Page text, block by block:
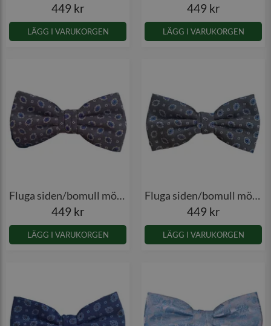
449 kr
LÄGG I VARUKORGEN
449 kr
LÄGG I VARUKORGEN
Fluga siden/bomull mönstrad
449 kr
LÄGG I VARUKORGEN
Fluga siden/bomull mönstrad
449 kr
LÄGG I VARUKORGEN